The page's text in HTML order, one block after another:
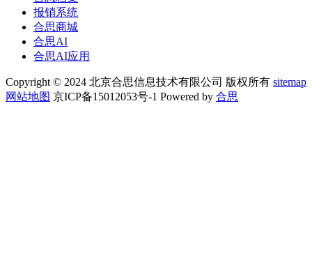
报销系统
合思商城
合思AI
合思AI应用
Copyright © 2024 北京合思信息技术有限公司 版权所有 sitemap
网站地图 京ICP备15012053号-1 Powered by 合思